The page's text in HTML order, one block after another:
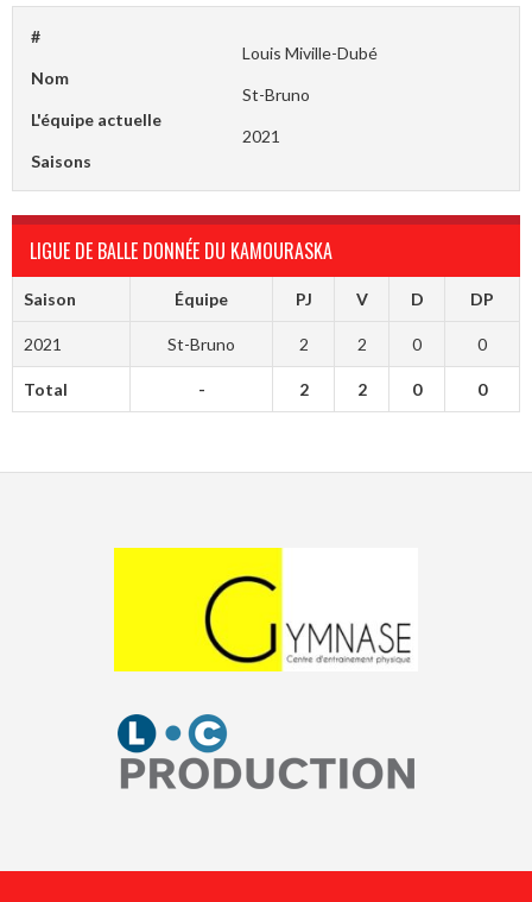
#
Nom
Louis Miville-Dubé
L'équipe actuelle
St-Bruno
Saisons
2021
LIGUE DE BALLE DONNÉE DU KAMOURASKA
Saison Équipe PJ V D DP
2021 St-Bruno 2 2 0 0
Total - 2 2 0 0